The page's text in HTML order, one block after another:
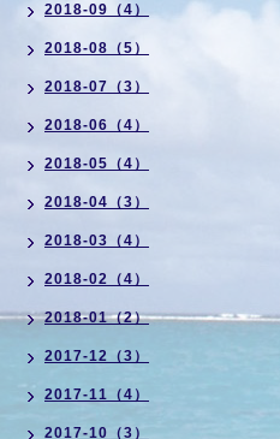
2018-09（4）
2018-08（5）
2018-07（3）
2018-06（4）
2018-05（4）
2018-04（3）
2018-03（4）
2018-02（4）
2018-01（2）
2017-12（3）
2017-11（4）
2017-10（3）